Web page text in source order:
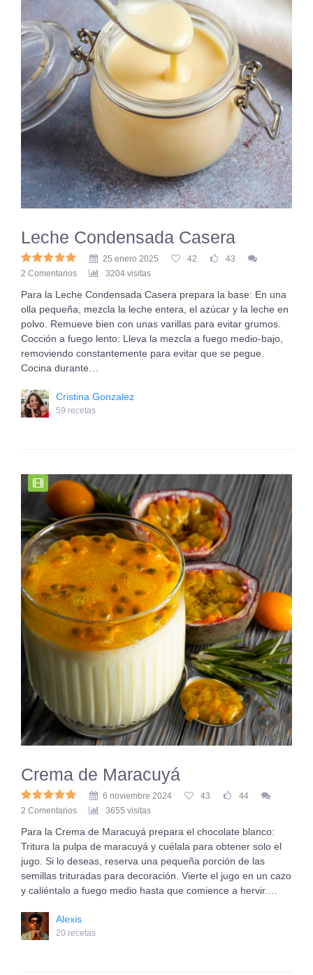
Leche Condensada Casera
25 enero 2025 42
43
2 Comentarios
3204 visitas
Para la Leche Condensada Casera prepara la base: En una
olla pequeña, mezcla la leche entera, el azúcar y la leche en
polvo. Remueve bien con unas varillas para evitar grumos.
Cocción a fuego lento: Lleva la mezcla a fuego medio-bajo,
removiendo constantemente para evitar que se pegue.
Cocina durante…
Cristina Gonzalez
59 recetas
Crema de Maracuyá
6 noviembre 2024 43
44
2 Comentarios
3655 visitas
Para la Crema de Maracuyá prepara el chocolate blanco:
Tritura la pulpa de maracuyá y cuélala para obtener solo el
jugo. Si lo deseas, reserva una pequeña porción de las
semillas trituradas para decoración. Vierte el jugo en un cazo
y caliéntalo a fuego medio hasta que comience a hervir.…
Alexis
20 recetas